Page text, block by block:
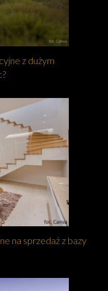
z dużym
na sprzedaż z bazy